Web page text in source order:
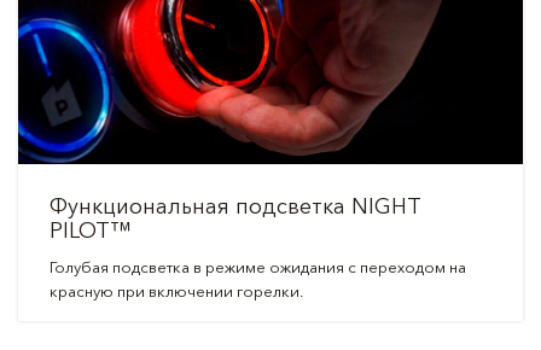
Функциональная подсветка NIGHT
PILOT™
Голубая подсветка в режиме ожидания с переходом на
красную при включении горелки.